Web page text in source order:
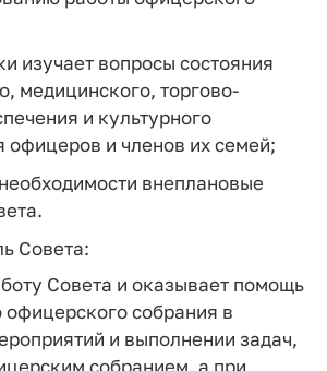
изучает вопросы состояния
медицинского, торгово-
и культурного
офицеров и членов их семей;
внеплановые
Совета:
Совета и оказывает помощь
собрания в
и выполнении задач,
собранием, а при